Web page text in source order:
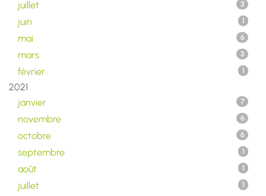
juillet 3
juin 1
mai 6
mars 3
février 1
2021
janvier
7
novembre 6
octobre 6
septembre 1
août 1
juillet 1